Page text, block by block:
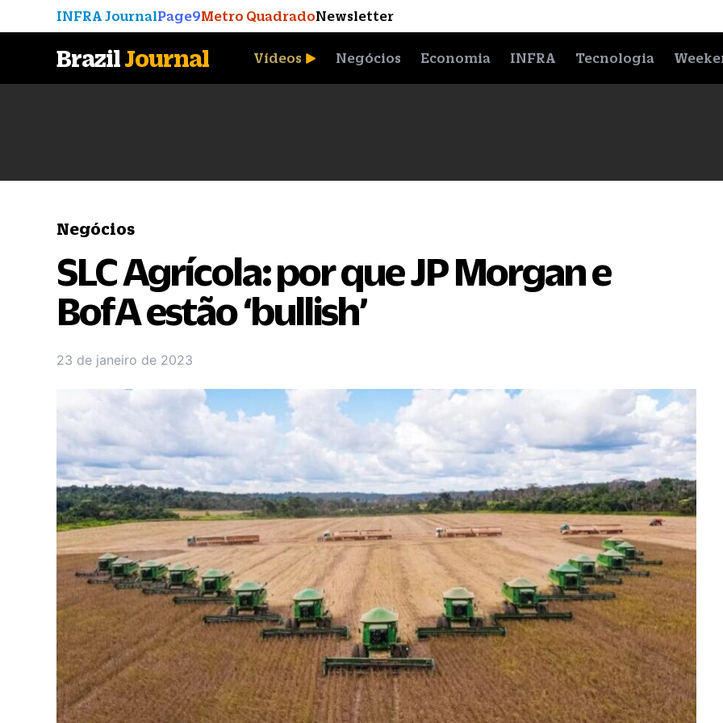
INFRA JournalPage9Metro QuadradoNewsletter
BrazilJournal Vídeos Negócios Economia INFRA Tecnologia
Negócios
SLC Agrícola: por que JP Morgan e
BofA estão ‘bullish’
23 de janeiro de 2023